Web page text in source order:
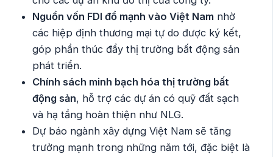
Nguồn vốn FDI đổ mạnh vào Việt Nam nhờ
các hiệp định thương mại tự do được ký kết,
góp phần thúc đẩy thị trường bất động sản
phát triển.
Chính sách minh bạch hóa thị trường bất
động sản, hỗ trợ các dự án có quỹ đất sạch
và hạ tầng hoàn thiện như NLG.
Dự báo ngành xây dựng Việt Nam sẽ tăng
trưởng mạnh trong những năm tới, đặc biệt là